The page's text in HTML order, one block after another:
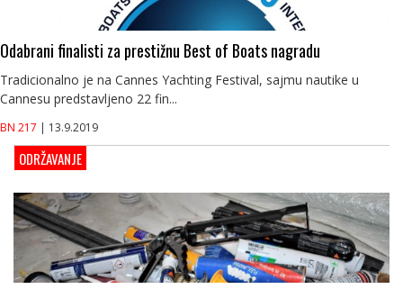
Odabrani finalisti za prestižnu Best of Boats nagradu
Tradicionalno je na Cannes Yachting Festival, sajmu nautike u
Cannesu predstavljeno 22 fin...
BN 217 | 13.9.2019
ODRŽAVANJE